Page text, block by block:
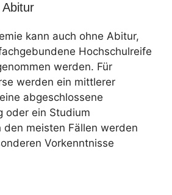
kann auch ohne Abitur,
Hochschulreife
werden. Für
werden ein mittlerer
abgeschlossene
oder ein Studium
den meisten Fällen werden
Vorkenntnisse